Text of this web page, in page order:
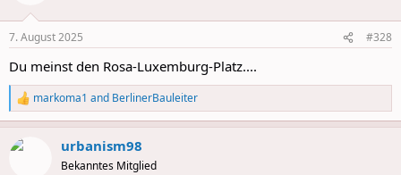
s
7. August 2025 #328
Du meinst den Rosa-Luxemburg-Platz....
R
e
a
c
markoma1 and BerlinerBauleiter
urbanism98
Bekanntes Mitglied